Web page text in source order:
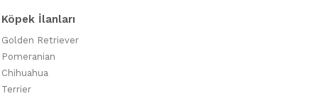
Köpek İlanları
Golden Retriever
Pomeranian
Chihuahua
Terrier